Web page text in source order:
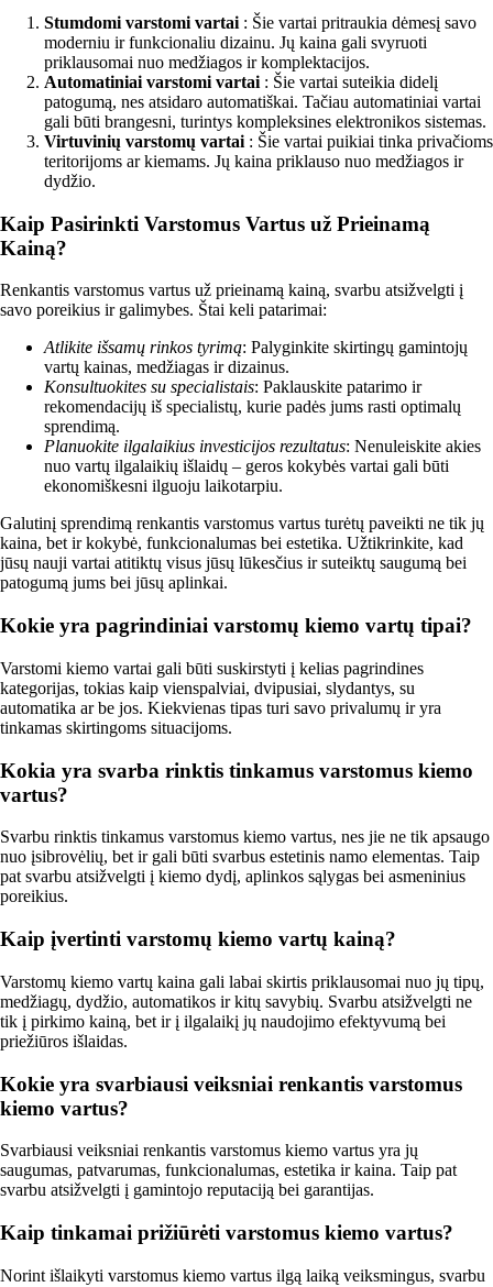
Stumdomi varstomi vartai : Šie vartai pritraukia dėmesį savo
moderniu ir funkcionaliu dizainu. Jų kaina gali svyruoti
priklausomai nuo medžiagos ir komplektacijos.
Automatiniai varstomi vartai : Šie vartai suteikia didelį
patogumą, nes atsidaro automatiškai. Tačiau automatiniai vartai
gali būti brangesni, turintys kompleksines elektronikos sistemas.
Virtuvinių varstomų vartai : Šie vartai puikiai tinka privačioms
teritorijoms ar kiemams. Jų kaina priklauso nuo medžiagos ir
dydžio.
Kaip Pasirinkti Varstomus Vartus už Prieinamą
Kainą?
Renkantis varstomus vartus už prieinamą kainą, svarbu atsižvelgti į
savo poreikius ir galimybes. Štai keli patarimai:
Atlikite išsamų rinkos tyrimą: Palyginkite skirtingų gamintojų
vartų kainas, medžiagas ir dizainus.
Konsultuokites su specialistais: Paklauskite patarimo ir
rekomendacijų iš specialistų, kurie padės jums rasti optimalų
sprendimą.
Planuokite ilgalaikius investicijos rezultatus: Nenuleiskite akies
nuo vartų ilgalaikių išlaidų – geros kokybės vartai gali būti
ekonomiškesni ilguoju laikotarpiu.
Galutinį sprendimą renkantis varstomus vartus turėtų paveikti ne tik jų
kaina, bet ir kokybė, funkcionalumas bei estetika. Užtikrinkite, kad
jūsų nauji vartai atitiktų visus jūsų lūkesčius ir suteiktų saugumą bei
patogumą jums bei jūsų aplinkai.
Kokie yra pagrindiniai varstomų kiemo vartų tipai?
Varstomi kiemo vartai gali būti suskirstyti į kelias pagrindines
kategorijas, tokias kaip vienspalviai, dvipusiai, slydantys, su
automatika ar be jos. Kiekvienas tipas turi savo privalumų ir yra
tinkamas skirtingoms situacijoms.
Kokia yra svarba rinktis tinkamus varstomus kiemo
vartus?
Svarbu rinktis tinkamus varstomus kiemo vartus, nes jie ne tik apsaugo
nuo įsibrovėlių, bet ir gali būti svarbus estetinis namo elementas. Taip
pat svarbu atsižvelgti į kiemo dydį, aplinkos sąlygas bei asmeninius
poreikius.
Kaip įvertinti varstomų kiemo vartų kainą?
Varstomų kiemo vartų kaina gali labai skirtis priklausomai nuo jų tipų,
medžiagų, dydžio, automatikos ir kitų savybių. Svarbu atsižvelgti ne
tik į pirkimo kainą, bet ir į ilgalaikį jų naudojimo efektyvumą bei
priežiūros išlaidas.
Kokie yra svarbiausi veiksniai renkantis varstomus
kiemo vartus?
Svarbiausi veiksniai renkantis varstomus kiemo vartus yra jų
saugumas, patvarumas, funkcionalumas, estetika ir kaina. Taip pat
svarbu atsižvelgti į gamintojo reputaciją bei garantijas.
Kaip tinkamai prižiūrėti varstomus kiemo vartus?
Norint išlaikyti varstomus kiemo vartus ilgą laiką veiksmingus, svarbu